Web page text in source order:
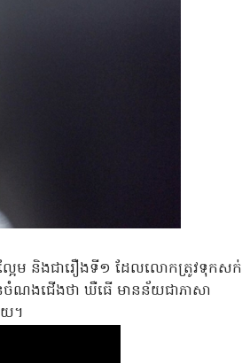
មល្អែម និងជារឿងទី១ ដែលលោកត្រូវទុកសក់
ចំណងជើងថា ឃឺធើ មានន័យជាភាសា
យ។